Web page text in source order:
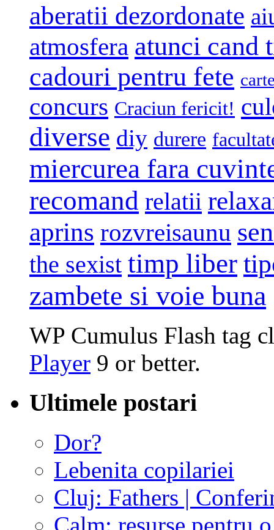
aberatii dezordonate
atmosfera atunci cand
cadouri pentru fete
concurs Craciun fericit!
diverse diy durere
miercurea fara
recomand relatii
aprins rozvreisaunu
the sexist timp liber
zambete si voie buna
WP Cumulus Flash tag
Player 9 or better.
Ultimele postari
Dor?
Lebenita copilariei
Cluj: Fathers |
Calm: resurse pentru